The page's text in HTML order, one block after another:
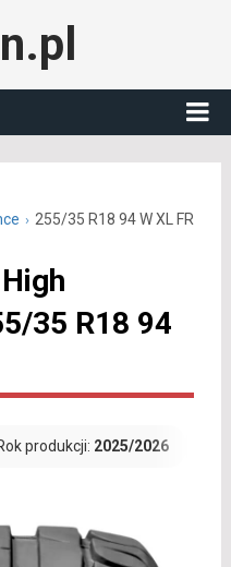
255/35 R18 94 W XL FR
35 R18 94
produkcji: 2025/2026